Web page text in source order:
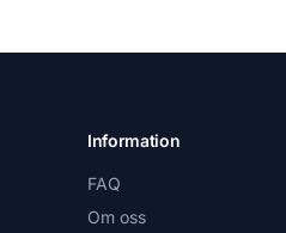
Information
FAQ
Om oss